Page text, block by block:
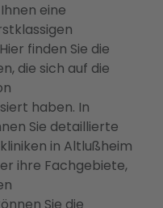
eine
finden Sie die
die sich auf die
haben. In
Sie detaillierte
in Altlußheim
ihre Fachgebiete,